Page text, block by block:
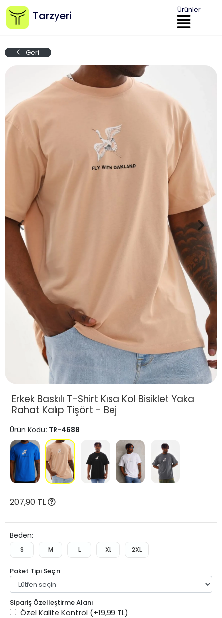
Tarzyeri Ürünler
Geri
Erkek Baskılı T-Shirt Kısa Kol Bisiklet Yaka
Rahat Kalıp Tişört - Bej
Ürün Kodu: TR-4688
207,90 TL
Beden:
S M L XL 2XL
Paket Tipi Seçin
Sipariş Özelleştirme Alanı
Özel Kalite Kontrol (+19,99 TL)